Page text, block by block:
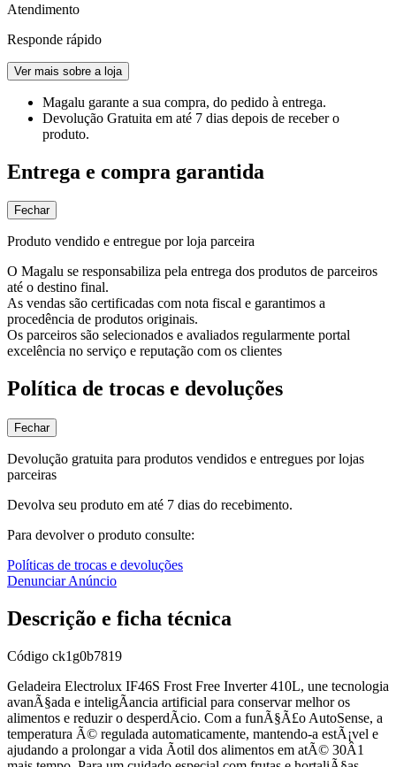
Atendimento
Responde rápido
Ver mais sobre a loja
Magalu garante a sua compra, do pedido à entrega.
Devolução Gratuita em até 7 dias depois de receber o
produto.
Entrega e compra garantida
Fechar
Produto vendido e entregue por loja parceira
O Magalu se responsabiliza pela entrega dos produtos de parceiros
até o destino final.
As vendas são certificadas com nota fiscal e garantimos a
procedência de produtos originais.
Os parceiros são selecionados e avaliados regularmente portal
excelência no serviço e reputação com os clientes
Política de trocas e devoluções
Fechar
Devolução gratuita para produtos vendidos e entregues por lojas
parceiras
Devolva seu produto em até 7 dias do recebimento.
Para devolver o produto consulte:
Políticas de trocas e devoluções
Denunciar Anúncio
Descrição e ficha técnica
Código ck1g0b7819
Geladeira Electrolux IF46S Frost Free Inverter 410L, une tecnologia
avanÃ§ada e inteligÃancia artificial para conservar melhor os
alimentos e reduzir o desperdÃ­cio. Com a funÃ§Ã£o AutoSense, a
temperatura Ã© regulada automaticamente, mantendo-a estÃ¡vel e
ajudando a prolongar a vida Ãotil dos alimentos em atÃ© 30Â1